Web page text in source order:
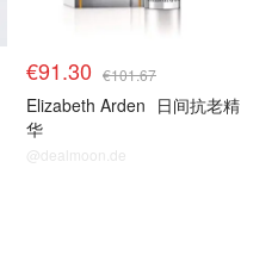
€91.30 €101.67
Elizabeth Arden 日间抗老精
华
@dealmoon.de